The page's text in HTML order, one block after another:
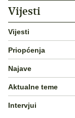
Vijesti
Vijesti
Priopćenja
Najave
Aktualne teme
Intervjui